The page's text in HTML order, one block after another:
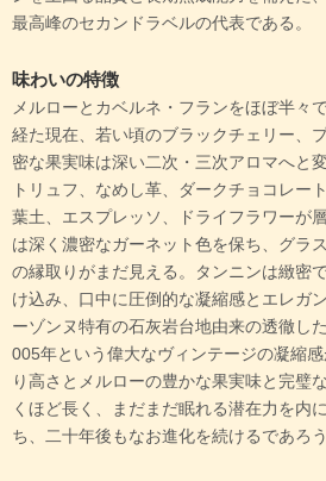
最高峰のセカンドラベルの代表である。
味わいの特徴
メルローとカベルネ・フランをほぼ半々
経た現在、若い頃のブラックチェリー、
密な果実味は深い二次・三次アロマへと
トリュフ、なめし革、ダークチョコレー
葉土、エスプレッソ、ドライフラワーが
は深く濃密なガーネット色を保ち、グラ
の縁取りがまだ見える。タンニンは緻密
け込み、口中に圧倒的な凝縮感とエレガ
ーゾンヌ特有の石灰岩台地由来の透徹し
005年という偉大なヴィンテージの凝縮
り高さとメルローの豊かな果実味と完璧
くほど長く、まだまだ眠れる潜在力を内
ち、二十年後もなお進化を続けるであろ